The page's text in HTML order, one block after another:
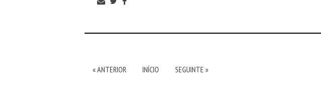
« ANTERIOR INÍCIO SEGUINTE »